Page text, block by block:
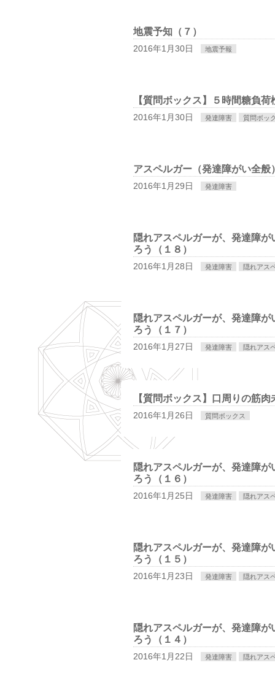
地震予知（７）
2016年1月30日 地震予報
【質問ボックス】５時間糖負
2016年1月30日 発達障害 質問ボッ
アスペルガー（発達障がい全
2016年1月29日 発達障害
隠れアスペルガーが、発達障
ろう（１８）
2016年1月28日 発達障害 隠れアス
隠れアスペルガーが、発達障
ろう（１７）
2016年1月27日 発達障害 隠れアス
【質問ボックス】口周りの筋
2016年1月26日 質問ボックス
隠れアスペルガーが、発達障
ろう（１６）
2016年1月25日 発達障害 隠れアス
隠れアスペルガーが、発達障
ろう（１５）
2016年1月23日 発達障害 隠れアス
隠れアスペルガーが、発達障
ろう（１４）
2016年1月22日 発達障害 隠れアス